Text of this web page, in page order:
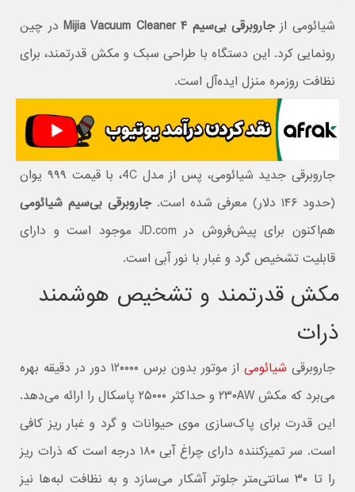
شیائومی ازجاروبرقی بی‌سیم Mijia Vacuum Cleaner ۴
در چین
رونمایی کرد. این دستگاه با طراحی سبک و مکش قدرتمند، برای
نظافت روزمره منزل ایده‌آل است.
جاروبرقی جدید شیائومی، پس از مدل 4C، با قیمت ۹۹۹ یوان
(حدود ۱۴۶ دلار) معرفی شده است.
جاروبرقی بی‌سیم شیائومی
هم‌اکنون برای پیش‌فروش در JD.com موجود است و دارای
قابلیت تشخیص گرد و غبار با نور آبی است.
مکش قدرتمند و تشخیص هوشمند
ذرات
جاروبرقی شیائومی
از موتور بدون برس ۱۲۰۰۰۰ دور در دقیقه بهره
می‌برد که مکش ۲۳۰AW و حداکثر ۲۵۰۰۰ پاسکال را ارائه می‌دهد.
این قدرت برای پاک‌سازی موی حیوانات و گرد و غبار ریز کافی
است. سر تمیزکننده دارای چراغ آبی ۱۸۰ درجه است که ذرات ریز
را تا ۳۰ سانتی‌متر جلوتر آشکار می‌سازد و به نظافت لبه‌ها نیز